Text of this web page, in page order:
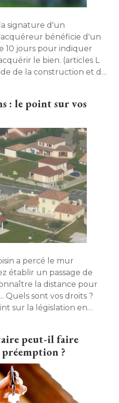
bénéficie d'un
10 jours pour indiquer
le bien. (articles L
de la construction et de
: le point sur vos
établir un passage de
la distance pour
Quels sont vos droits ?
sur la législation en
peut-il faire
?